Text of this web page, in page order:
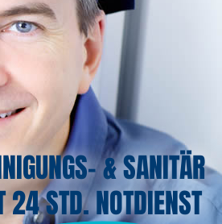
& SANITÄR
24 STD. NOTDIENST